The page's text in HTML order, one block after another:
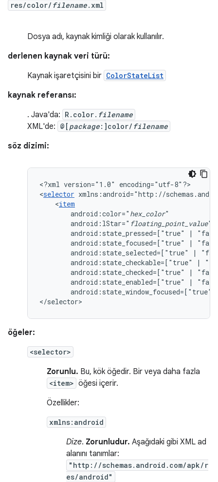
res/color/ filename.xml
Dosya adı, kaynak kimliği olarak kullanılır.
derlenen kaynak veri türü:
Kaynak işaretçisini bir ColorStateList
kaynak referansı:
. Java'da: R.color. filename
XML'de: @[ package:]color/ filename
söz dizimi:
<?xml version="1.0"
encoding="utf-8"?>
<selector xmlns:android="http://
<item
android:color=" hex_color
android:lStar=" floating_point_value
android:state_pressed=["true"
|
android:state_focused=["true"
|
android:state_selected=["true"
|
android:state_checkable=["true"
|
android:state_checked=["true"
|
android:state_enabled=["true"
|
android:state_window_focused=["true"
</selector>
öğeler:
<selector>
Zorunlu. Bu, kök öğedir. Bir veya daha fazla
<item> öğesi içerir.
Özellikler:
xmlns:android
Dize. Zorunludur. Aşağıdaki gibi XML ad
alanını tanımlar:
"http://schemas.android.com/apk/r
es/android"